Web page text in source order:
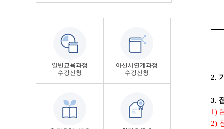
일반교육과정
수강신청
아산시연계과정
수강신청
2.
3.
1)
2)